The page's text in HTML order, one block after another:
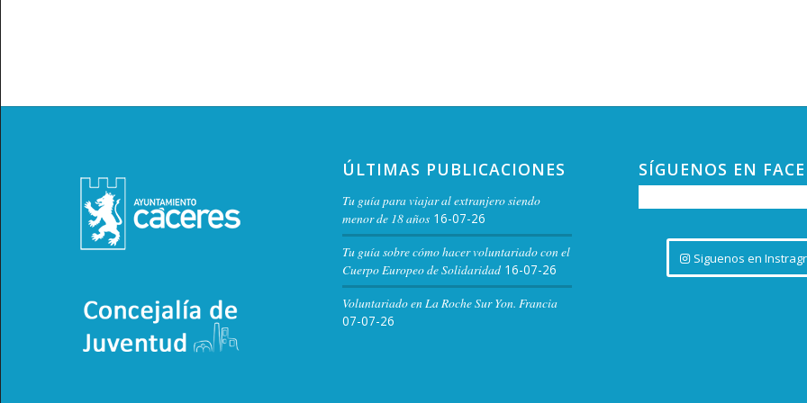
ÚLTIMAS PUBLICACIONES
Tu guía para viajar al extranjero siendo
menor de 18 años 16-07-26
Tu guía sobre cómo hacer voluntariado con el
Cuerpo Europeo de Solidaridad 16-07-26
Voluntariado en La Roche Sur Yon. Francia
07-07-26
SÍGUENOS EN
Siguenos en